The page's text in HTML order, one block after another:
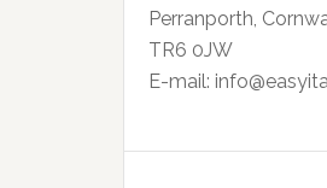
Perranporth,
TR6 0JW
E-mail: